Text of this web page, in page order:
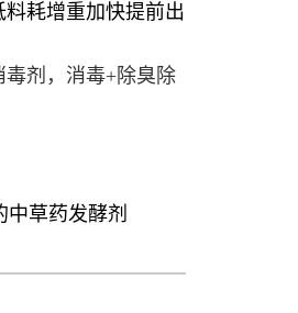
耗增重加快提前出
剂，消毒+除臭除
草药发酵剂